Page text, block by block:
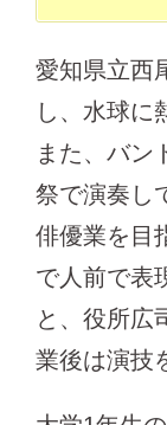
愛知県立西
し、水球に
また、バン
祭で演奏し
俳優業を目
で人前で表
と、役所広
業後は演技